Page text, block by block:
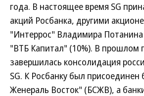
года. В настоящее время SG
акций Росбанка, другими
"Интеррос" Владимира Потанина
"ВТБ Капитал" (10%). В прошлом
завершилась консолидация
SG. К Росбанку был присоединен
Женераль Восток" (БСЖВ), а